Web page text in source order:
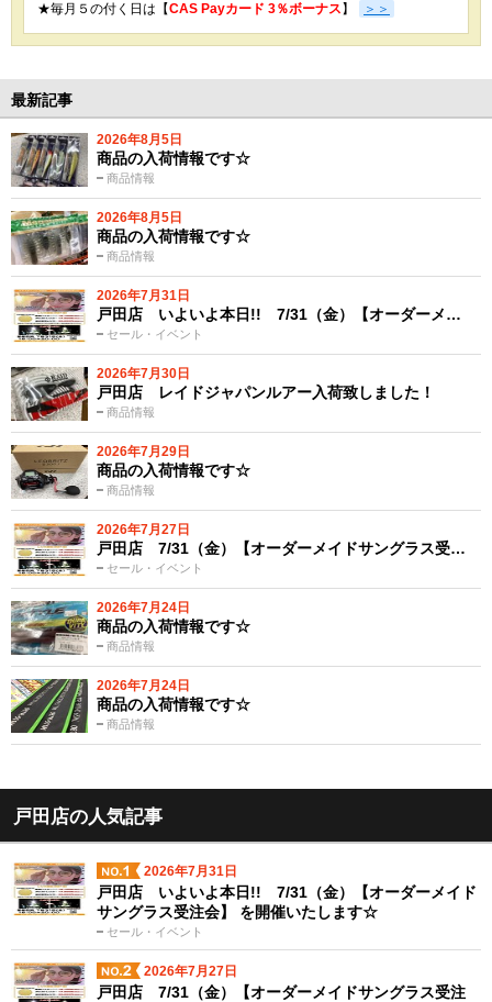
★毎月５の付く日は【CAS Payカード 3％ボーナス 】 ＞＞
最新記事
2026年8月5日
商品情報
商品の入荷情報です☆
2026年8月5日
商品情報
商品の入荷情報です☆
2026年7月31日
セール・イベント
戸田店 いよいよ本日!! 7/31（金）【オーダーメ…
2026年7月30日
商品情報
戸田店 レイドジャパンルアー入荷致しました！
2026年7月29日
商品情報
商品の入荷情報です☆
2026年7月27日
セール・イベント
戸田店 7/31（金）【オーダーメイドサングラス受…
2026年7月24日
商品情報
商品の入荷情報です☆
2026年7月24日
商品情報
商品の入荷情報です☆
戸田店の人気記事
2026年7月31日
セール・イベント
戸田店 いよいよ本日!! 7/31（金）【オーダーメイド
サングラス受注会】 を開催いたします☆
2026年7月27日
戸田店 7/31（金）【オーダーメイドサングラス受注